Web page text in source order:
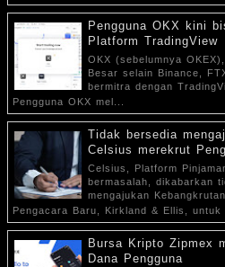
Pengguna OKX kini
Platform TradingView
OKX (sebelumnya
Besar selain Binance,
bermitra dengan
Pengguna OKX mel...
Tidak bersedia
Celsius merekrut
Celsius, Platform
bermasalah, dikabarkan
mengajukan
Pengacara Baru, Kirkland & Ellis, untuk
Bursa Kripto Zipmex
Dana Pengguna